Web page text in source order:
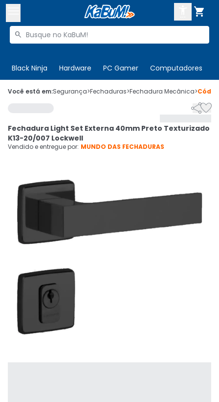

Buscar produtos

Black Ninja Hardware PC Gamer Computadores
 Olá. Acesse sua conta
 Cupons
CADASTRE-SE
Você está em:Segurança>Fechaduras>Fechadura Mecânica>

Fechadura Light Set Externa 40mm Preto Texturizado
K13-20/007 Lockwell
Vendido e entregue por: MUNDO DAS FECHADURAS